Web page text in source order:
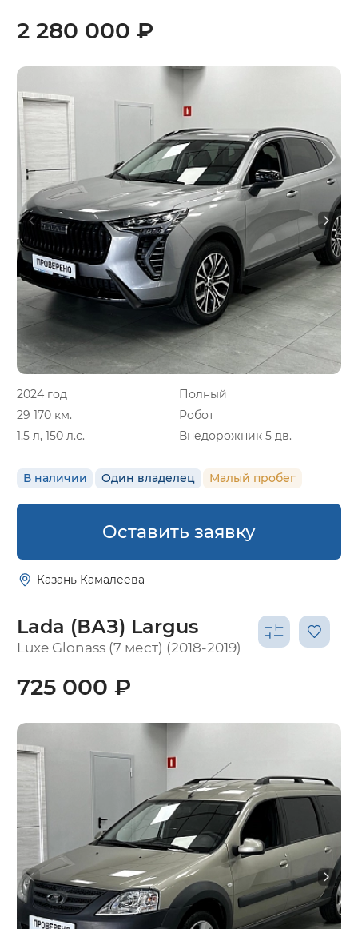
2024 год
Полный
29 170 км.
Робот
1.5 л, 150 л.с.
Внедорожник 5 дв.
В наличии Один владелец Малый пробег
2 280 000 ₽
Оставить заявку
Казань Камалеева
Lada (ВАЗ) Largus
Luxe Glonass (7 мест) (2018-2019)
725 000 ₽